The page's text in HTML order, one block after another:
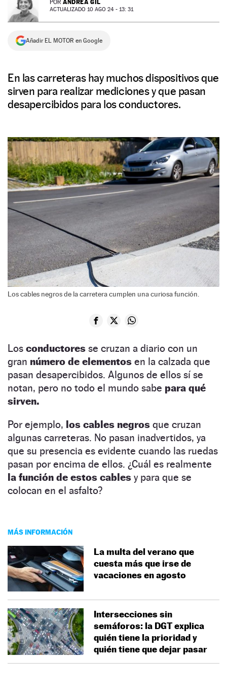
NEWSLETTER
SÍGUENOS
POR ANDREA GIL
ACTUALIZADO 10 AGO 24 - 13: 31
Añadir EL MOTOR en Google
En las carreteras hay muchos dispositivos que
sirven para realizar mediciones y que pasan
desapercibidos para los conductores.
Los cables negros de la carretera cumplen una curiosa función.
Los conductores se cruzan a diario con un
gran número de elementos en la calzada que
pasan desapercibidos. Algunos de ellos sí se
notan, pero no todo el mundo sabe para qué
sirven.
Por ejemplo, los cables negros que cruzan
algunas carreteras. No pasan inadvertidos, ya
que su presencia es evidente cuando las ruedas
pasan por encima de ellos. ¿Cuál es realmente
la función de estos cables y para que se
colocan en el asfalto?
MÁS INFORMACIÓN
La multa del verano que
cuesta más que irse de
vacaciones en agosto
Intersecciones sin
semáforos: la DGT explica
quién tiene la prioridad y
quién tiene que dejar pasar